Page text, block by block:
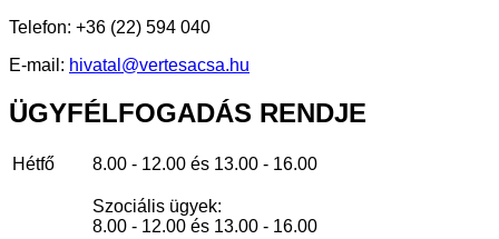
Telefon: +36 (22) 594 040
E-mail: hivatal@vertesacsa.hu
ÜGYFÉLFOGADÁS RENDJE
Hétfő 8.00 - 12.00 és 13.00 - 16.00
Szociális ügyek:
8.00 - 12.00 és 13.00 - 16.00